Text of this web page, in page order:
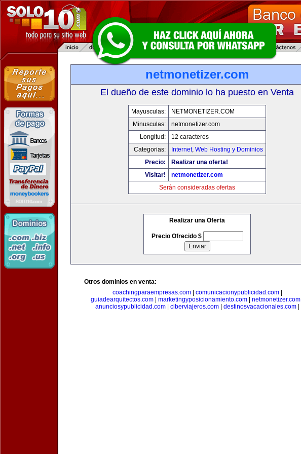
netmonetizer.com
El dueño de este dominio lo ha puesto en Venta
Mayusculas:
NETMONETIZER.COM
Minusculas:
netmonetizer.com
Longitud:
12 caracteres
Categorias:
Internet, Web Hosting y Dominios
Precio:
Realizar una oferta!
Visitar!
netmonetizer.com
Serán consideradas ofertas
Realizar una Oferta
Precio Ofrecido $
Otros dominios en venta:
coachingparaempresas.com| comunicacionypublicidad.com|
guiadearquitectos.com
marketingyposicionamiento.com netmonetizer.com
anunciosypublicidad.com| ciberviajeros.com| destinosvacacionales.com|